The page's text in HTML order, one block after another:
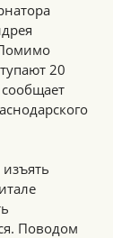
20
Поводом